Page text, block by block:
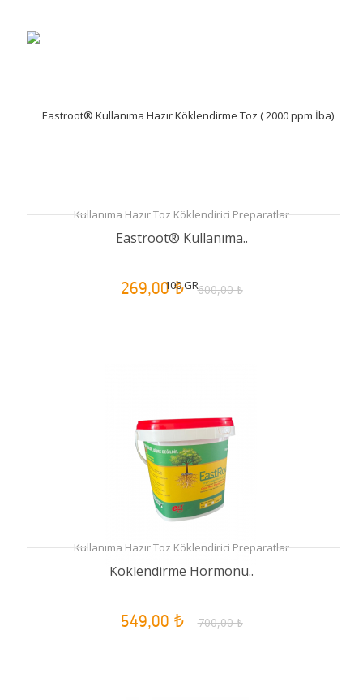
Kullanıma Hazır Toz Köklendirici Preparatlar
Eastroot® Kullanıma..
269,00 ₺ 600,00 ₺
Kullanıma Hazır Toz Köklendirici Preparatlar
Köklendirme Hormonu..
549,00 ₺ 700,00 ₺